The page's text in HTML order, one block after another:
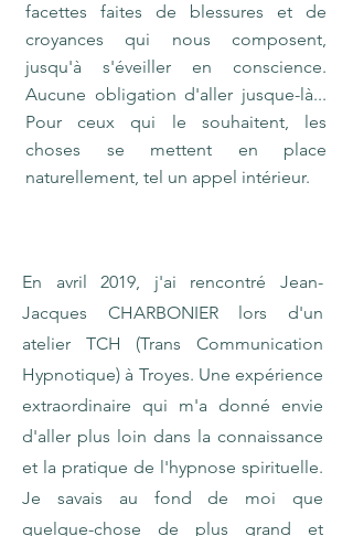
facettes faites de blessures et de
croyances qui nous composent,
jusqu'à s'éveiller en conscience.
Aucune obligation d'aller jusque-là...
Pour ceux qui le souhaitent, les
choses se mettent en place
naturellement, tel un appel intérieur.
En avril 2019, j'ai rencontré Jean-
Jacques CHARBONIER lors d'un
atelier TCH (Trans Communication
Hypnotique) à Troyes. Une expérience
extraordinaire qui m'a donné envie
d'aller plus loin dans la connaissance
et la pratique de l'hypnose spirituelle.
Je savais au fond de moi que
quelque-chose de plus grand et